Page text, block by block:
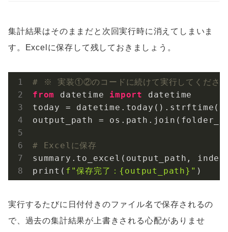
集計結果はそのままだと次回実行時に消えてしまいま
す。Excelに保存して残しておきましょう。
# ※ 実装①②のコードに続けて実行してくださ
from
datetime import
datetime
today = datetime.today().strftime(
output_path =
# Excelに保存
summary.to_excel(output_path,
print( f"保存完了： {output_path} " )
実行するたびに日付付きのファイル名で保存されるの
で、過去の集計結果が上書きされる心配がありませ